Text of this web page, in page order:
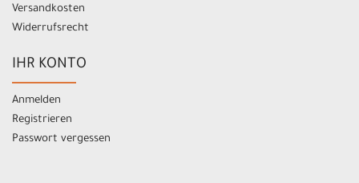
Versandkosten
Widerrufsrecht
IHR KONTO
Anmelden
Registrieren
Passwort vergessen